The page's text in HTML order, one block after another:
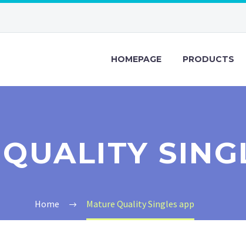
HOMEPAGE PRODUCTS
Home Mature Quality Singles app